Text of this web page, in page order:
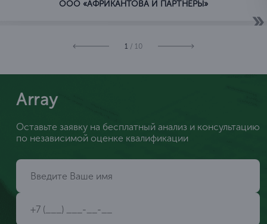
ООО «АФРИКАНТОВА И ПАРТНЕРЫ»
1 / 10
Array
Оставьте заявку на бесплатный анализ и консультацию
по независимой оценке квалификации